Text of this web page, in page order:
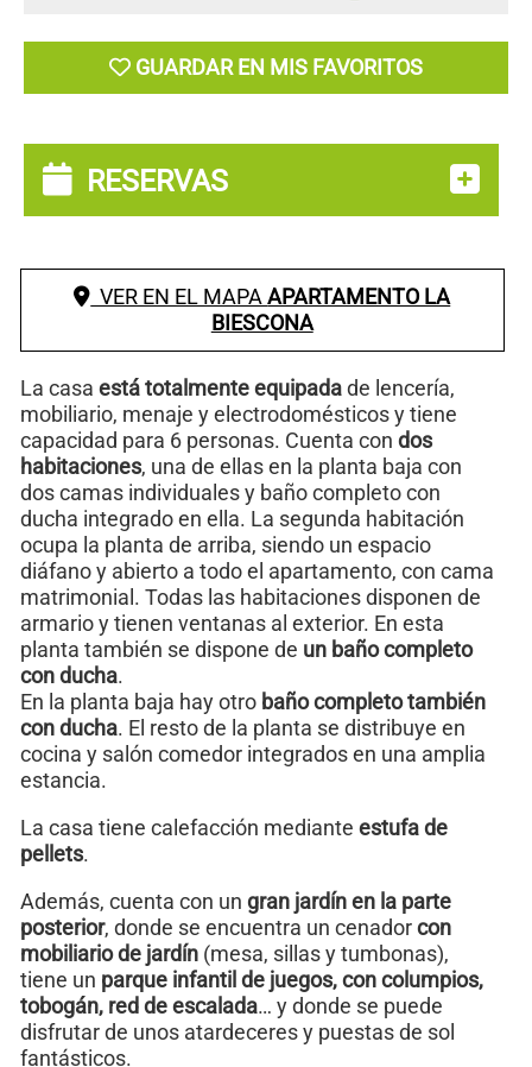
GUARDAR EN MIS FAVORITOS
RESERVAS
VER EN EL MAPAAPARTAMENTO LA
BIESCONA
La casa está totalmente equipadade lencería,
mobiliario, menaje y electrodomésticos y tiene
capacidad para 6 personas. Cuenta con dos
habitaciones, una de ellas en la planta baja con
dos camas individuales y baño completo con
ducha integrado en ella. La segunda habitación
ocupa la planta de arriba, siendo un espacio
diáfano y abierto a todo el apartamento, con cama
matrimonial. Todas las habitaciones disponen de
armario y tienen ventanas al exterior. En esta
planta también se dispone de un baño completo
con ducha.
En la planta baja hay otro baño completo también
con ducha. El resto de la planta se distribuye en
cocina y salón comedor integrados en una amplia
estancia.
La casa tiene calefacción mediante estufa de
pellets.
Además, cuenta con un gran jardín en la parte
posterior, donde se encuentra un cenadorcon
mobiliario de jardín (mesa, sillas y tumbonas),
tiene un parque infantil de juegos, con columpios,
tobogán, red de escalada… y donde se puede
disfrutar de unos atardeceres y puestas de sol
fantásticos.